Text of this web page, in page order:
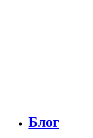
Блог